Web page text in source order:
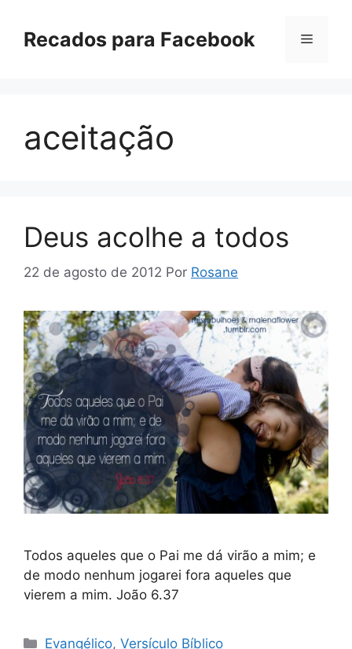
paraRecados para Facebook Menu
aceitação
Deus acolhe a todos
22 de agosto de 2012 Por Rosane
Todos aqueles que o Pai me dá virão a mim; e
de modo nenhum jogarei fora aqueles que
vierem a mim. João 6.37
Categorias
Evangélico,Versículo Bíblico